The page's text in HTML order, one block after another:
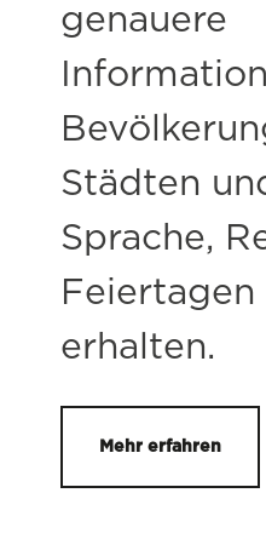
genauere
Städten
Sprache,
Feiertagen
erhalten.
Mehr erfahren